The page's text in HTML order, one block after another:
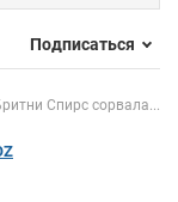
Подписаться
Спирс сорвала...